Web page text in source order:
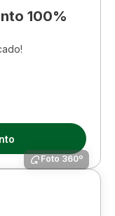
100%
Foto 360º